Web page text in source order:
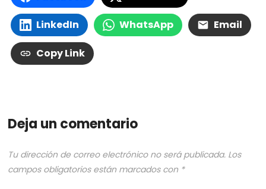
LinkedIn WhatsApp Email
Copy Link
Deja un comentario
Tu dirección de correo electrónico no será publicada. Los
campos obligatorios están marcados con *